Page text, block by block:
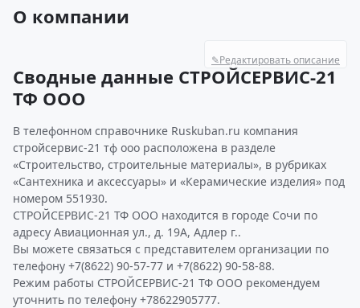
О компании
✎Редактировать описание
Сводные данные СТРОЙСЕРВИС-21
ТФ ООО
В телефонном справочнике Ruskuban.ru компания
стройсервис-21 тф ооо расположена в разделе
«Строительство, строительные материалы», в рубриках
«Сантехника и аксессуары» и «Керамические изделия» под
номером 551930.
СТРОЙСЕРВИС-21 ТФ ООО находится в городе Сочи по
адресу Авиационная ул., д. 19А, Адлер г..
Вы можете связаться с представителем организации по
телефону +7(8622) 90-57-77 и +7(8622) 90-58-88.
Режим работы СТРОЙСЕРВИС-21 ТФ ООО рекомендуем
уточнить по телефону +78622905777.